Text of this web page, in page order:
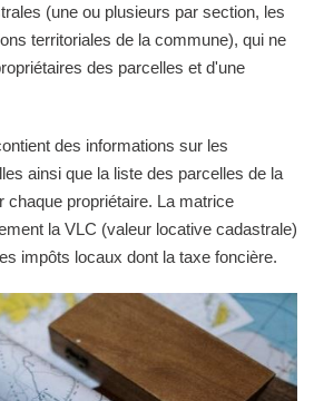
(une ou plusieurs par section, les
territoriales de la commune), qui ne
des parcelles et d'une
des informations sur les
ainsi que la liste des parcelles de la
chaque propriétaire. La matrice
la VLC (valeur locative cadastrale)
impôts locaux dont la taxe foncière.